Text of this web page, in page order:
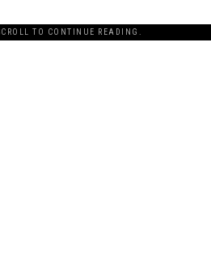
TO CONTINUE READING.